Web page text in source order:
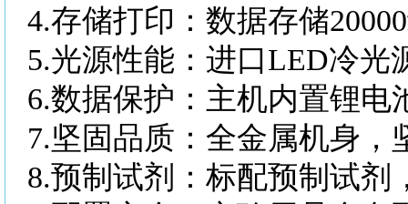
4.存储打印：数据存储
5.光源性能：进口LED冷光
6.数据保护：主机内置锂
7.坚固品质：全金属机身，
8.预制试剂：标配预制试